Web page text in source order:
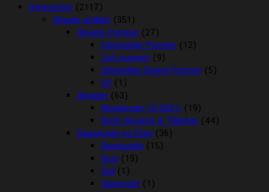
Dyrecenter (2117)
Akvarie artikler (351)
Akvarie Pumper (27)
Indvendige Pumper (12)
Luft pumper (9)
Udvendige Spand Pumper (5)
UV (1)
Akvarier (63)
Akvariesæt 10-260 L (19)
Biorb Akvarier & Tilbehør (44)
Baggrunde og Sten (36)
Baggrunde (15)
Grus (19)
Soil (1)
Substrate (1)